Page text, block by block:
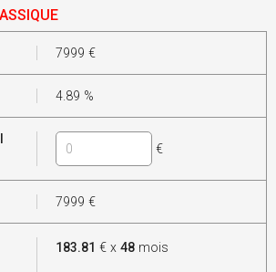
7999 €
4.89 %
€
7999 €
183.81 € x48 mois